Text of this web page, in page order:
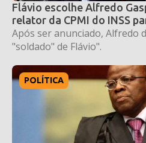
Flávio escolhe Alfredo
relator da CPMI do INSS
Após ser anunciado, Alfredo
"soldado" de Flávio".
POLÍTICA